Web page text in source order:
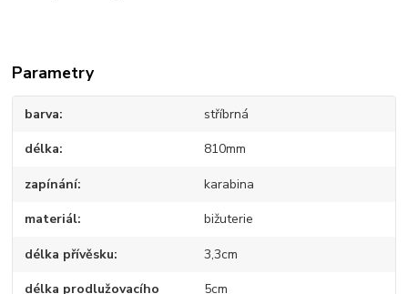
Parametry
barva stříbrná
délka 810mm
zapínání karabina
materiál bižuterie
délka přívěsku 3,3cm
délka prodlužovacího 5cm